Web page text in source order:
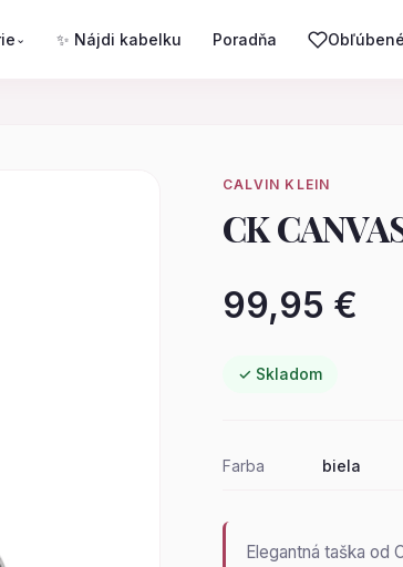
⌄ ✨ Nájdi kabelku Poradňa Obľúbené
CALVIN KLEIN
CK
99,95 €
✓ Skladom
Farba biela
Elegantná taška od